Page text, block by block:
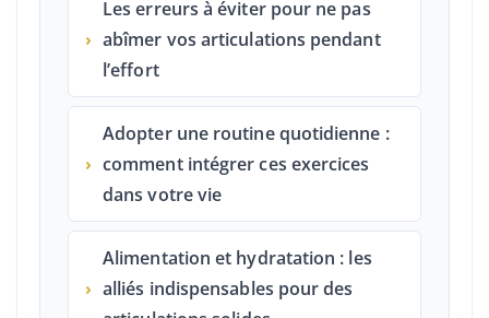
›
Les erreurs à éviter pour ne pas
abîmer vos articulations pendant
l’effort
›
Adopter une routine quotidienne :
comment intégrer ces exercices
dans votre vie
›
Alimentation et hydratation : les
alliés indispensables pour des